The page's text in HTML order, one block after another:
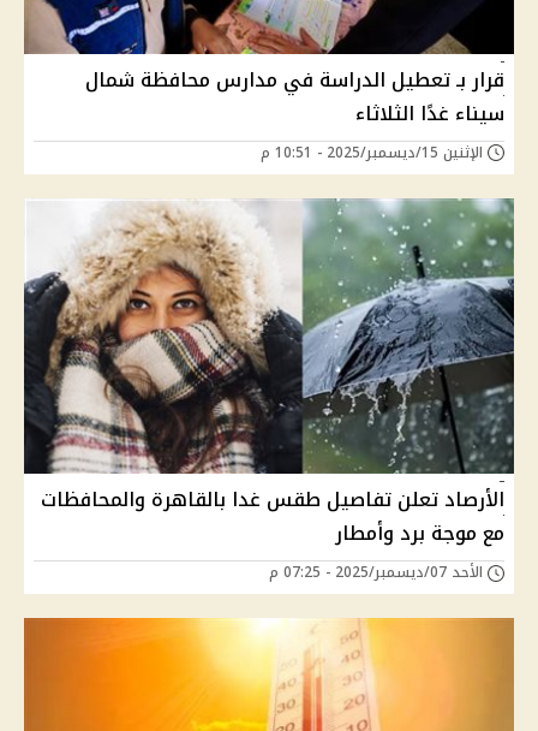
قرار بـ تعطيل الدراسة في مدارس محافظة شمال
سيناء غدًا الثلاثاء
الإثنين 15/ديسمبر/2025 - 10:51 م
الأرصاد تعلن تفاصيل طقس غدا بالقاهرة والمحافظات
مع موجة برد وأمطار
الأحد 07/ديسمبر/2025 - 07:25 م